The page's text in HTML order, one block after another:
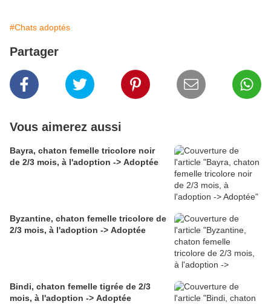
#Chats adoptés
Partager
Vous aimerez aussi
Bayra, chaton femelle tricolore noir
de 2/3 mois, à l'adoption -> Adoptée
Byzantine, chaton femelle tricolore de
2/3 mois, à l'adoption -> Adoptée
Bindi, chaton femelle tigrée de 2/3
mois, à l'adoption -> Adoptée